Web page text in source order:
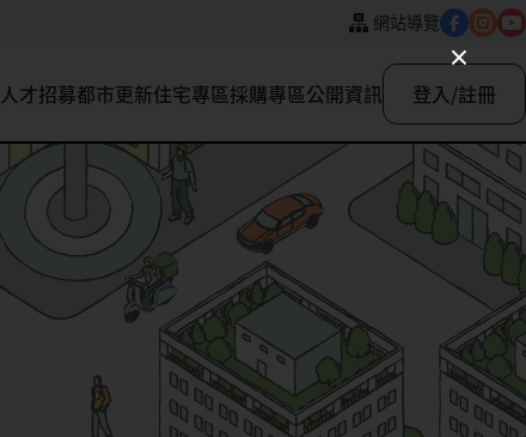
網站導覽
人才招募都市更新住宅專區採購專區公開資訊 登入/註冊